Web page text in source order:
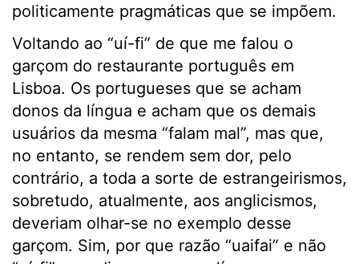
politicamente pragmáticas que se impõem.
Voltando ao “uí-fi” de que me falou o
garçom do restaurante português em
Lisboa. Os portugueses que se acham
donos da língua e acham que os demais
usuários da mesma “falam mal”, mas que,
no entanto, se rendem sem dor, pelo
contrário, a toda a sorte de estrangeirismos,
sobretudo, atualmente, aos anglicismos,
deveriam olhar-se no exemplo desse
garçom. Sim, por que razão “uaifai” e não